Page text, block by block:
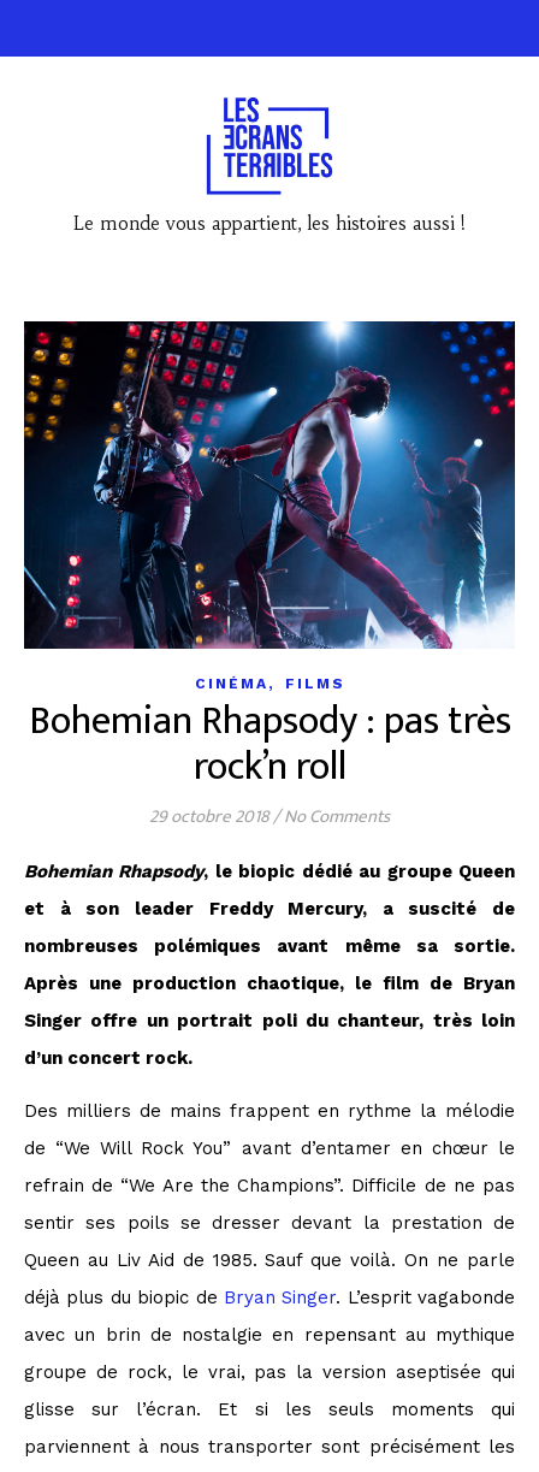
Le monde vous appartient, les histoires aussi !
CINÉMA , FILMS
Bohemian Rhapsody : pas très
rock’n roll
29 octobre 2018/No Comments
Bohemian Rhapsody, le biopic dédié au groupe Queen
et à son leader Freddy Mercury, a suscité de
nombreuses polémiques avant même sa sortie.
Après une production chaotique, le film de Bryan
Singer offre un portrait poli du chanteur, très loin
d’un concert rock.
Des milliers de mains frappent en rythme la mélodie
de “We Will Rock You” avant d’entamer en chœur le
refrain de “We Are the Champions”. Difficile de ne pas
sentir ses poils se dresser devant la prestation de
Queen au Liv Aid de 1985. Sauf que voilà. On ne parle
déjà plus du biopic de Bryan Singer. L’esprit vagabonde
avec un brin de nostalgie en repensant au mythique
groupe de rock, le vrai, pas la version aseptisée qui
glisse sur l’écran. Et si les seuls moments qui
parviennent à nous transporter sont précisément les